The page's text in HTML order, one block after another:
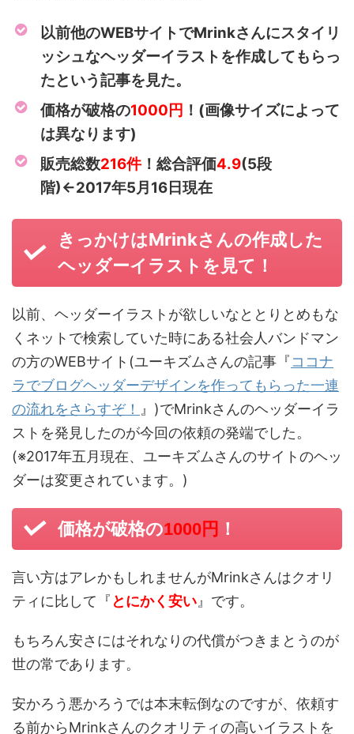
以前他のWEBサイトでMrinkさんにスタイリ
ッシュなヘッダーイラストを作成してもらっ
たという記事を見た。
価格が破格の1000円 ！(画像サイズによって
は異なります)
販売総数216件 ！総合評価4.9(5段
階)←2017年5月16日現在
きっかけはMrinkさんの作成した
ヘッダーイラストを見て！
以前、ヘッダーイラストが欲しいなととりとめもな
くネットで検索していた時にある社会人バンドマン
の方のWEBサイト(ユーキズムさんの記事『ココナ
ラでブログヘッダーデザインを作ってもらった一連
の流れをさらすぞ！
』)でMrinkさんのヘッダーイラ
ストを発見したのが今回の依頼の発端でした。
(※2017年五月現在、ユーキズムさんのサイトのヘッ
ダーは変更されています。)
価格が破格の1000円 ！
言い方はアレかもしれませんがMrinkさんはクオリ
ティに比して『 とにかく安い 』です。
もちろん安さにはそれなりの代償がつきまとうのが
世の常であります。
安かろう悪かろうでは本末転倒なのですが、依頼す
る前からMrinkさんのクオリティの高いイラストを